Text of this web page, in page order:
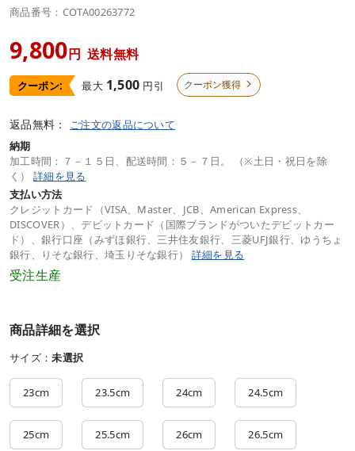
商品番号：COTA00263772
9,800円 送料無料
クーポン: 最大 1,500 円引 クーポン獲得 
返品無料： ご注文の返品について
納期
加工時間：７－１５日、配送時間：５－７日。 （※土日・祝日を除
く） 詳細を見る
支払い方法
クレジットカード（VISA、Master、JCB、American Express、
DISCOVER）、デビットカード（国際ブランドがついたデビットカー
ド）、銀行口座（みずほ銀行、三井住友銀行、三菱UFJ銀行、ゆうちょ
銀行、りそな銀行、埼玉りそな銀行） 詳細を見る
受注生産
商品詳細を選択
サイズ：未選択
23cm 23.5cm 24cm 24.5cm
25cm 25.5cm 26cm 26.5cm